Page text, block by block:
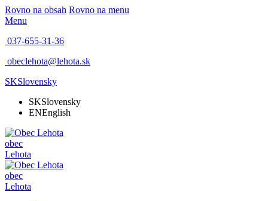
Rovno na obsah Rovno na menu
Menu
037-655-31-36
obeclehota@lehota.sk
SKSlovensky
SKSlovensky
ENEnglish
obec
Lehota
obec
Lehota